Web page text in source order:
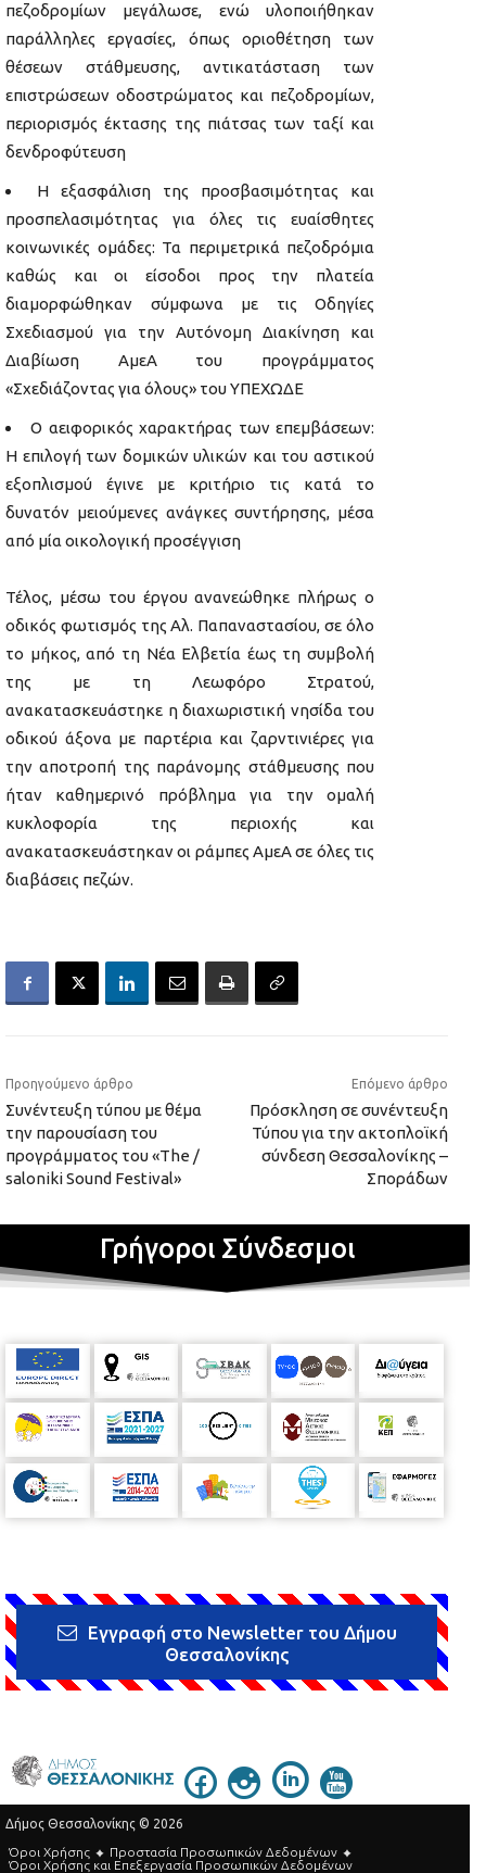
πεζοδρομίων μεγάλωσε, ενώ υλοποιήθηκαν
παράλληλες εργασίες, όπως οριοθέτηση των
θέσεων στάθμευσης, αντικατάσταση των
επιστρώσεων οδοστρώματος και πεζοδρομίων,
περιορισμός έκτασης της πιάτσας των ταξί και
δενδροφύτευση
Η εξασφάλιση της προσβασιμότητας και
προσπελασιμότητας για όλες τις ευαίσθητες
κοινωνικές ομάδες: Τα περιμετρικά πεζοδρόμια
καθώς και οι είσοδοι προς την πλατεία
διαμορφώθηκαν σύμφωνα με τις Οδηγίες
Σχεδιασμού για την Αυτόνομη Διακίνηση και
Διαβίωση ΑμεΑ του προγράμματος
«Σχεδιάζοντας για όλους» του ΥΠΕΧΩΔΕ
Ο αειφορικός χαρακτήρας των επεμβάσεων:
Η επιλογή των δομικών υλικών και του αστικού
εξοπλισμού έγινε με κριτήριο τις κατά το
δυνατόν μειούμενες ανάγκες συντήρησης, μέσα
από μία οικολογική προσέγγιση
Τέλος, μέσω του έργου ανανεώθηκε πλήρως ο
οδικός φωτισμός της Αλ. Παπαναστασίου, σε όλο
το μήκος, από τη Νέα Ελβετία έως τη συμβολή
της με τη Λεωφόρο Στρατού,
ανακατασκευάστηκε η διαχωριστική νησίδα του
οδικού άξονα με παρτέρια και ζαρντινιέρες για
την αποτροπή της παράνομης στάθμευσης που
ήταν καθημερινό πρόβλημα για την ομαλή
κυκλοφορία της περιοχής και
ανακατασκευάστηκαν οι ράμπες ΑμεΑ σε όλες τις
διαβάσεις πεζών.
Προηγούμενο άρθρο
Συνέντευξη τύπου με θέμα
την παρουσίαση του
προγράμματος του «The /
saloniki Sound Festival»
Επόμενο άρθρο
Πρόσκληση σε συνέντευξη
Τύπου για την ακτοπλοϊκή
σύνδεση Θεσσαλονίκης –
Σποράδων
Γρήγοροι Σύνδεσμοι
Εγγραφή στο Newsletter του Δήμου
Θεσσαλονίκης
Δήμος Θεσσαλονίκης © 2026
Όροι Χρήσης
Προστασία Προσωπικών Δεδομένων
Όροι Xρήσης και Eπεξεργασία Προσωπικών Δεδομένων